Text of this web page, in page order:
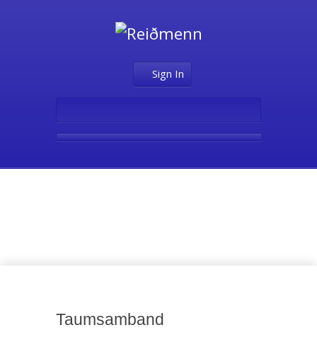
Sign In
Taumsamband